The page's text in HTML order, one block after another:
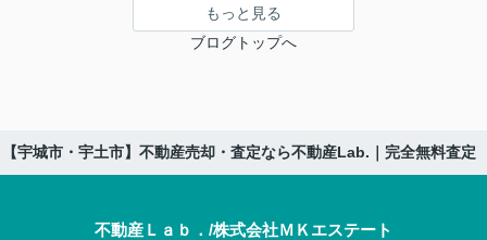
もっと見る
ブログトップへ
【宇城市・宇土市】不動産売却・査定なら不動産Lab.｜完全無料査定
不動産Ｌａｂ．/株式会社ＭＫエステート